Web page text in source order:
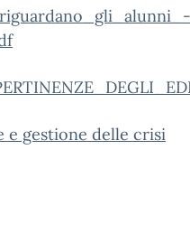
e gestione delle crisi